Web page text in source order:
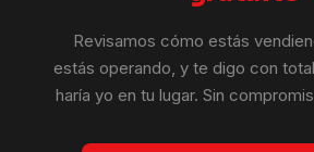
Revisamos cómo estás
estás operando, y te digo con
haría yo en tu lugar. Sin